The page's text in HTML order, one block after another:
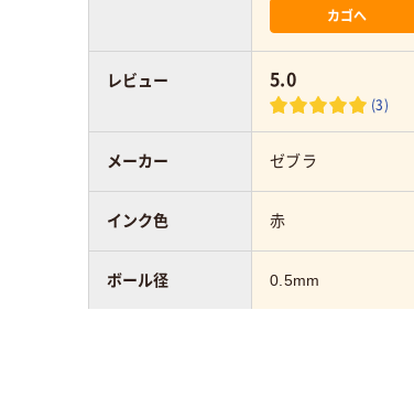
カゴへ
5.0
(3)
ゼブラ
赤
0.5mm
レビュー
メーカー
インク色
ボール径